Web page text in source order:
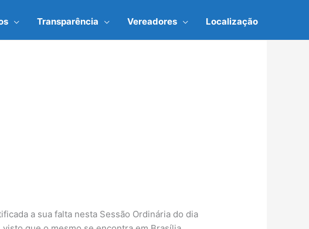
Transparência Vereadores Localização
a sua falta nesta Sessão Ordinária do dia